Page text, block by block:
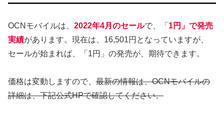
OCNモバイルは、 2022年4月のセールで、「 1円」で発売
実績があります。現在は、16,501円となっていますが、
セールが始まれば、「1円」の発売が、期待できます。
価格は変動しますので、 最新の情報は、OCNモバイルの
詳細は、下記公式HPで確認してください。